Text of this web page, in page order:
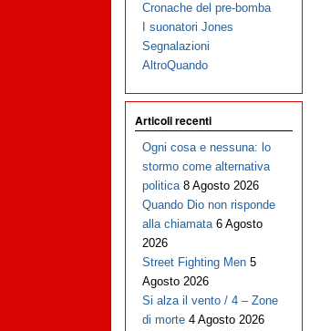
Cronache del pre-bomba
I suonatori Jones
Segnalazioni
AltroQuando
Articoli recenti
Ogni cosa e nessuna: lo
stormo come alternativa
politica 8 Agosto 2026
Quando Dio non risponde
alla chiamata 6 Agosto
2026
Street Fighting Men 5
Agosto 2026
Si alza il vento / 4 – Zone
di morte 4 Agosto 2026